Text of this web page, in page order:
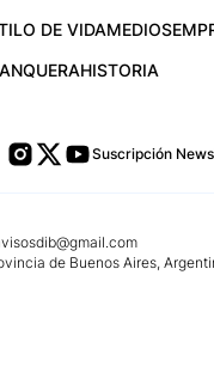
DE VIDAMEDIOS
HISTORIA
Suscripción
de Buenos Aires,